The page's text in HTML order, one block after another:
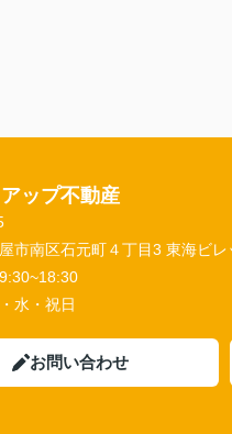
ップ不動産
市南区石元町４丁目3 東海ビ
9:30~18:30
水・祝日
お問い合わせ